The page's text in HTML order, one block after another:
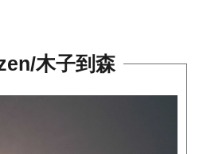
木子到森